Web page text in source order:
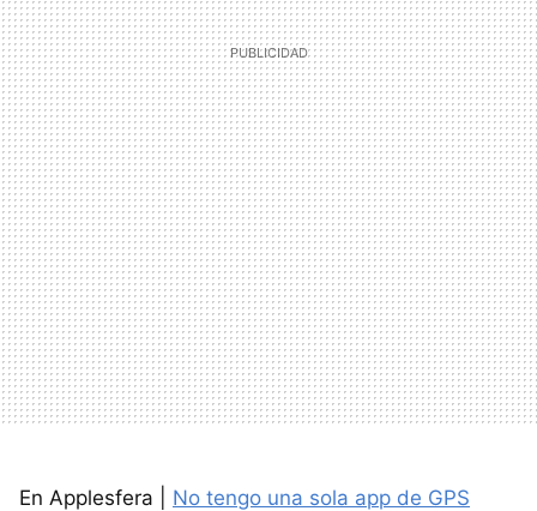
En Applesfera | No tengo una sola app de GPS